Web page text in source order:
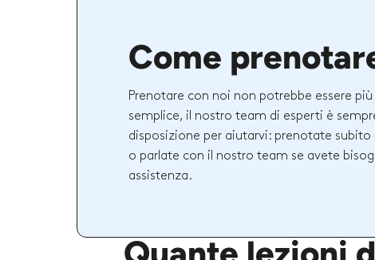
Come
Prenotare con noi non potrebbe essere più
semplice, il nostro team di esperti è
disposizione per aiutarvi: prenotate subito
o parlate con il nostro team se avete
assistenza.